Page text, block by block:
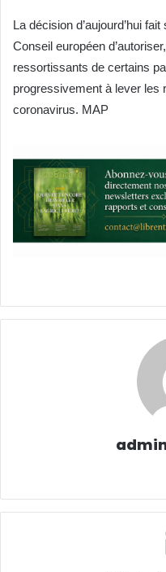
La décision d’aujourd’hui
Conseil européen
ressortissants de certains
progressivement à lever les
coronavirus. MAP